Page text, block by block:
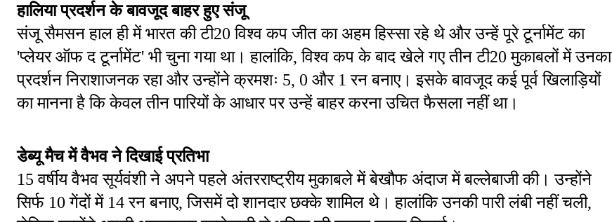
हालिया प्रदर्शन के बावजूद बाहर हुए संजू
संजू सैमसन हाल ही में भारत की टी20 विश्व कप जीत का अहम हिस्सा रहे थे और उन्हें पूरे टूर्नामेंट का
'प्लेयर ऑफ द टूर्नामेंट' भी चुना गया था। हालांकि, विश्व कप के बाद खेले गए तीन टी20 मुकाबलों में उनका
प्रदर्शन निराशाजनक रहा और उन्होंने क्रमशः 5, 0 और 1 रन बनाए। इसके बावजूद कई पूर्व खिलाड़ियों
का मानना है कि केवल तीन पारियों के आधार पर उन्हें बाहर करना उचित फैसला नहीं था।
डेब्यू मैच में वैभव ने दिखाई प्रतिभा
15 वर्षीय वैभव सूर्यवंशी ने अपने पहले अंतरराष्ट्रीय मुकाबले में बेखौफ अंदाज में बल्लेबाजी की। उन्होंने
सिर्फ 10 गेंदों में 14 रन बनाए, जिसमें दो शानदार छक्के शामिल थे। हालांकि उनकी पारी लंबी नहीं चली,